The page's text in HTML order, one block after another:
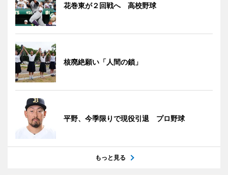
花巻東が２回戦へ 高校野球
核廃絶願い「人間の鎖」
平野、今季限りで現役引退 プロ野球
もっと見る